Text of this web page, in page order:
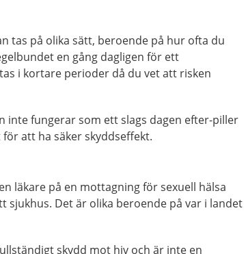
tas på olika sätt, beroende på hur ofta du
en gång dagligen för ett
i kortare perioder då du vet att risken
fungerar som ett slags dagen efter-piller
att ha säker skyddseffekt.
läkare på en mottagning för sexuell hälsa
sjukhus. Det är olika beroende på var i landet
skydd mot hiv och är inte en